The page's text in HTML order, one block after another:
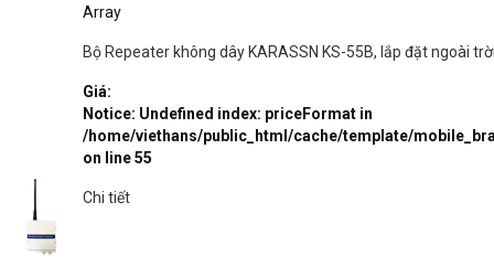
Array
Bộ Repeater không dây KARASSN KS-55B, lắp đặt ngoài
Giá:
Notice: Undefined index: priceFormat in
/home/viethans/public_html/cache/template/
on line55
Chi tiết